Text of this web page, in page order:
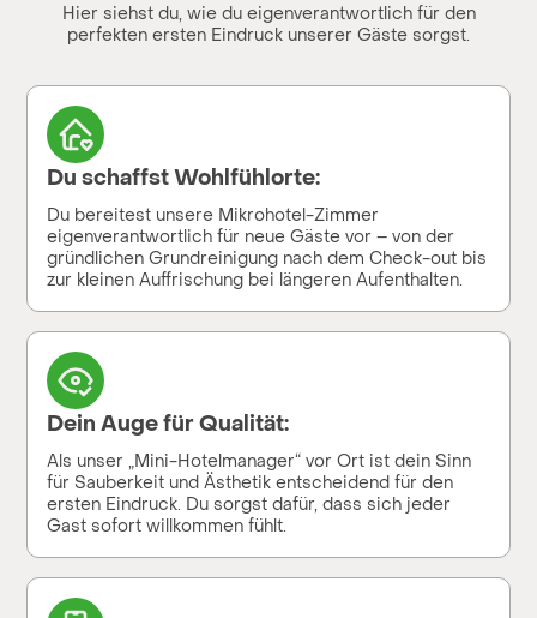
Hier siehst du, wie du eigenverantwortlich für den
perfekten ersten Eindruck unserer Gäste sorgst.
Du schaffst Wohlfühlorte:
Du bereitest unsere Mikrohotel-Zimmer
eigenverantwortlich für neue Gäste vor – von der
gründlichen Grundreinigung nach dem Check-out bis
zur kleinen Auffrischung bei längeren Aufenthalten.
Dein Auge für Qualität:
Als unser „Mini-Hotelmanager“ vor Ort ist dein Sinn
für Sauberkeit und Ästhetik entscheidend für den
ersten Eindruck. Du sorgst dafür, dass sich jeder
Gast sofort willkommen fühlt.